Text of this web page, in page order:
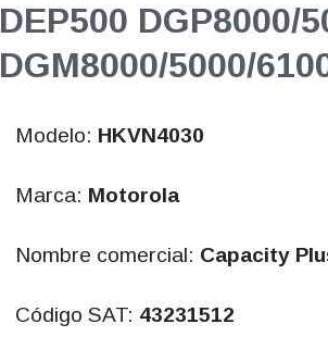
DEP500 DGP8000/
DGM8000/5000/
Modelo: HKVN4030
Marca: Motorola
Nombre comercial: Capacity
Código SAT: 43231512